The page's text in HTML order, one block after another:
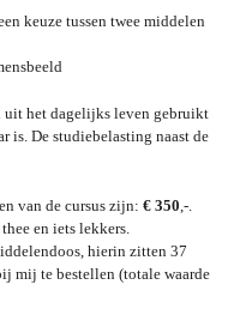
keuze tussen twee middelen
uit het dagelijks leven gebruikt
is. De studiebelasting naast de
van de cursus zijn: € 350,-.
en iets lekkers.
hierin zitten 37
mij te bestellen (totale waarde